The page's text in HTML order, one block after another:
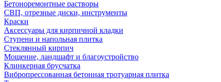
Бетоноремонтные растворы
СВП, отрезные диски, инструменты
Краски
Аксессуары для кирпичной кладки
Ступени и напольная плитка
Cтеклянный кирпич
Мощение, ландшафт и благоустройство
Клинкерная брусчатка
Вибропрессованная бетонная тротуарная плитка